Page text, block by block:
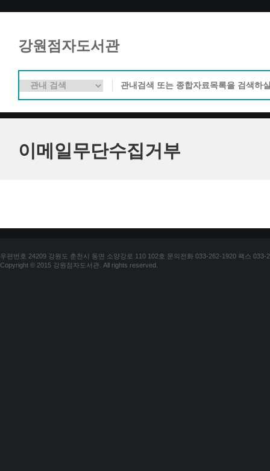
강원점자도서관
이메일무단수집거부
우편번호 24209 강원도 춘천시 동면 소양강로 110 102호 문의전화 033-262-1920 팩스 033-
Copyright © 2015 강원점자도서관. All rights reserved.